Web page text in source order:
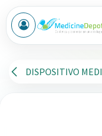
Ir al contenido
DISPOSITIVO